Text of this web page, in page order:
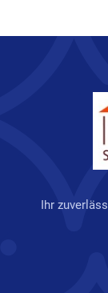
Ihr